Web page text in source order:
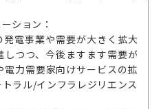
ション：
電事業や需要が大きく拡大
つつ、今後ますます需要が
力需要家向けサービスの拡
ラル/インフラレジリエンス